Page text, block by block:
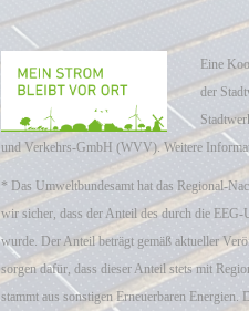
Eine
der
und Verkehrs-GmbH (WVV). Weitere
* Das Umweltbundesamt hat das Regional-
wir sicher, dass der Anteil des durch die EEG-
wurde. Der Anteil beträgt gemäß aktueller
sorgen dafür, dass dieser Anteil stets mit
stammt aus sonstigen Erneuerbaren Energien.